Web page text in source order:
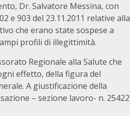
Dr. Salvatore Messina, con
e 903 del 23.11.2011 relative alla
che erano state sospese a
profili di illegittimità.
Regionale alla Salute che
effetto, della figura del
A giustificazione della
– sezione lavoro- n. 25422